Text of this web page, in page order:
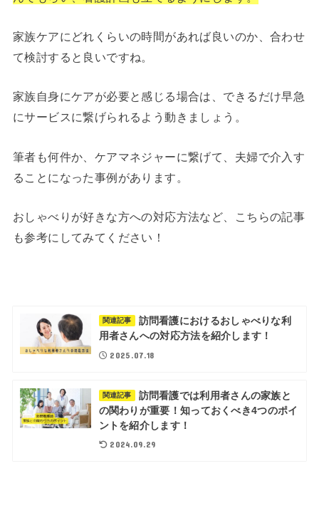
家族ケアにどれくらいの時間があれば良いのか、合わせ
て検討すると良いですね。
家族自身にケアが必要と感じる場合は、できるだけ早急
にサービスに繋げられるよう動きましょう。
筆者も何件か、ケアマネジャーに繋げて、夫婦で介入す
ることになった事例があります。
おしゃべりが好きな方への対応方法など、こちらの記事
も参考にしてみてください！
関連記事
訪問看護におけるおしゃべりな利
用者さんへの対応方法を紹介します！
2025.07.18
関連記事
訪問看護では利用者さんの家族と
の関わりが重要！知っておくべき4つのポイ
ントを紹介します！
2024.09.29